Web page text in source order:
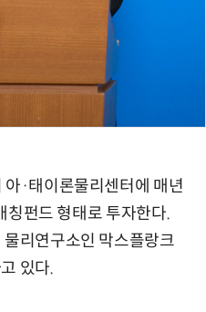
·태이론물리센터에 매년
펀드 형태로 투자한다.
리연구소인 막스플랑크
있다.